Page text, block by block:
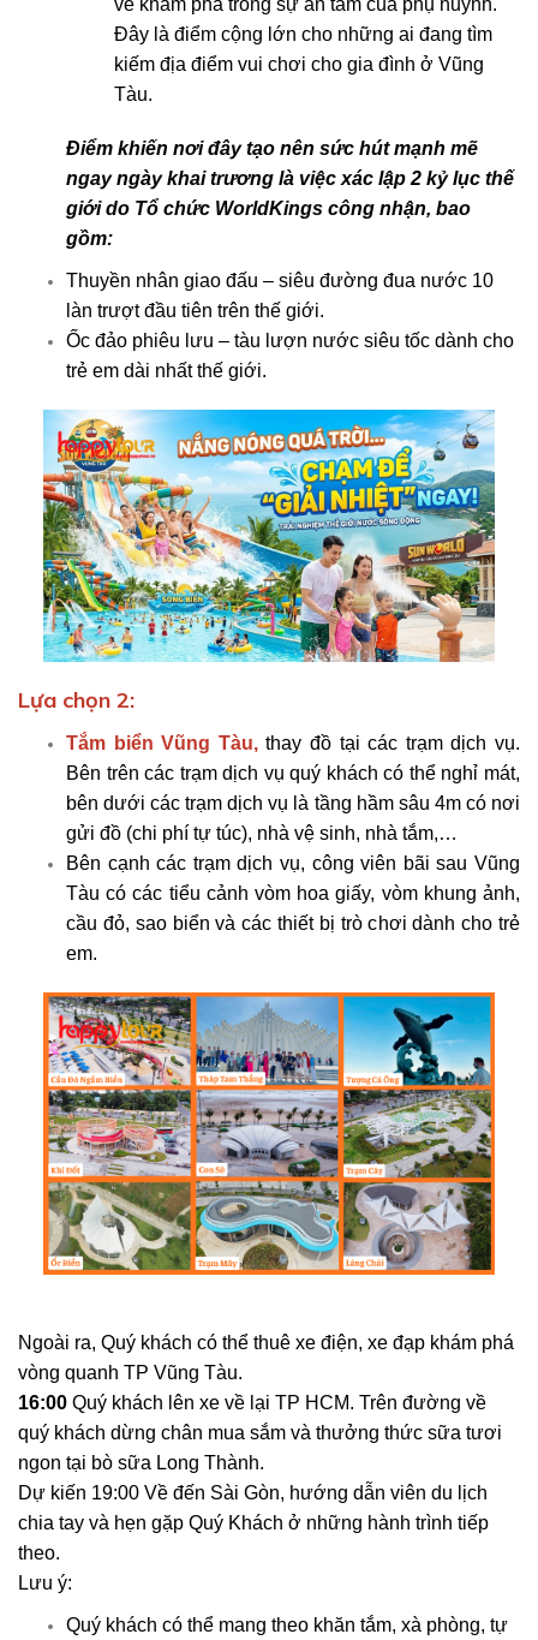
vẻ khám phá trong sự an tâm của phụ huynh.
Đây là điểm cộng lớn cho những ai đang tìm
kiếm địa điểm vui chơi cho gia đình ở Vũng
Tàu.
Điểm khiến nơi đây tạo nên sức hút mạnh mẽ
ngay ngày khai trương là việc xác lập 2 kỷ lục thế
giới do Tổ chức WorldKings công nhận, bao
gồm:
Thuyền nhân giao đấu – siêu đường đua nước 10
làn trượt đầu tiên trên thế giới.
Ốc đảo phiêu lưu – tàu lượn nước siêu tốc dành cho
trẻ em dài nhất thế giới.
Lựa chọn 2:
Tắm biển Vũng Tàu,thay đồ tại các trạm dịch vụ.
Bên trên các trạm dịch vụ quý khách có thể nghỉ mát,
bên dưới các trạm dịch vụ là tầng hầm sâu 4m có nơi
gửi đồ (chi phí tự túc), nhà vệ sinh, nhà tắm,…
Bên cạnh các trạm dịch vụ, công viên bãi sau Vũng
Tàu có các tiểu cảnh vòm hoa giấy, vòm khung ảnh,
cầu đỏ, sao biển và các thiết bị trò chơi dành cho trẻ
em.
Ngoài ra, Quý khách có thể thuê xe điện, xe đạp khám phá
vòng quanh TP Vũng Tàu.
16:00 Quý khách lên xe về lại TP HCM. Trên đường về
quý khách dừng chân mua sắm và thưởng thức sữa tươi
ngon tại bò sữa Long Thành.
Dự kiến 19:00 Về đến Sài Gòn, hướng dẫn viên du lịch
chia tay và hẹn gặp Quý Khách ở những hành trình tiếp
theo.
Lưu ý:
Quý khách có thể mang theo khăn tắm, xà phòng, tự